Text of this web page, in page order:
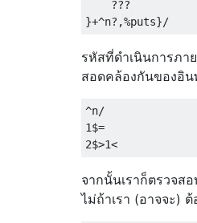
???
รหัสที่ดำเนินการภา
สอดคล้องกันของอิ
^n/
1$=
จากนั้นเราก็ตรวจส
ไม่ถ้าเรา (อาจจะ)